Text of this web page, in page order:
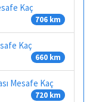
Kaç
706 km
Kaç
660 km
Mesafe Kaç
720 km